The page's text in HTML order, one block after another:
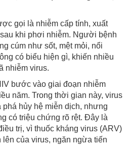
gọi là nhiễm cấp tính, xuất
khi phơi nhiễm. Người bệnh
cúm như sốt, mệt mỏi, nổi
có biểu hiện gì, khiến nhiều
nhiễm virus.
bước vào giai đoạn nhiễm
năm. Trong thời gian này, virus
phá hủy hệ miễn dịch, nhưng
có triệu chứng rõ rệt. Đây là
trị, vì thuốc kháng virus (ARV)
của virus, ngăn ngừa tiến